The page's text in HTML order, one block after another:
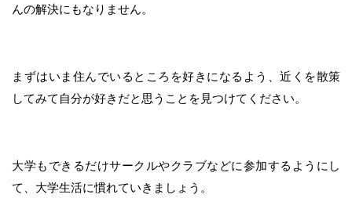
んの解決にもなりません。
まずはいま住んでいるところを好きになるよう、近くを散策
してみて自分が好きだと思うことを見つけてください。
大学もできるだけサークルやクラブなどに参加するようにし
て、大学生活に慣れていきましょう。